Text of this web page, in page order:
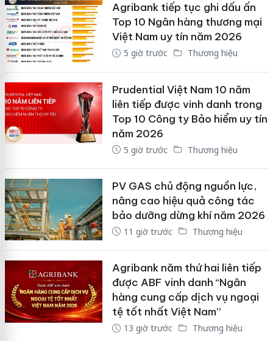
Agribank tiếp tục ghi dấu ấn
Top 10 Ngân hàng thương mại
Việt Nam uy tín năm 2026
5 giờ trước Thương hiệu
Prudential Việt Nam 10 năm
liên tiếp được vinh danh trong
Top 10 Công ty Bảo hiểm uy tín
năm 2026
5 giờ trước Thương hiệu
PV GAS chủ động nguồn lực,
nâng cao hiệu quả công tác
bảo dưỡng dừng khí năm 2026
11 giờ trước Thương hiệu
Agribank năm thứ hai liên tiếp
được ABF vinh danh “Ngân
hàng cung cấp dịch vụ ngoại
tệ tốt nhất Việt Nam”
13 giờ trước Thương hiệu